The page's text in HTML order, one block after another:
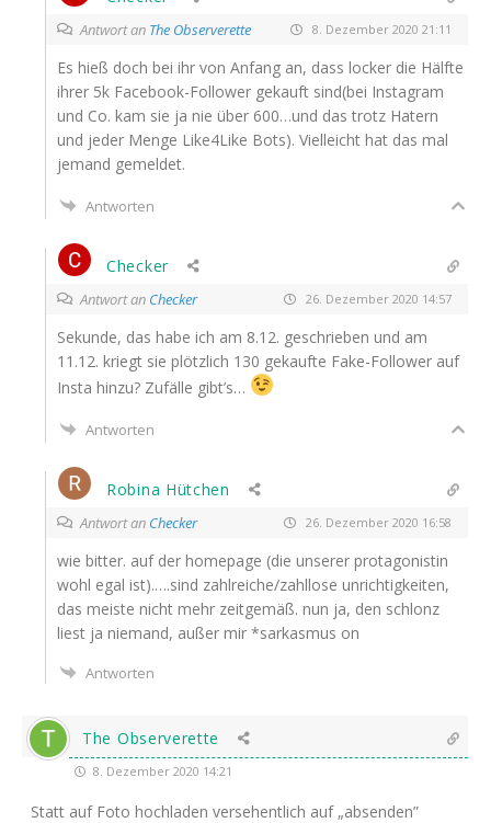
Antwort an The Observerette 8. Dezember 2020 21:11
Es hieß doch bei ihr von Anfang an, dass locker die Hälf­te
ihrer 5k Face­book-Fol­lower gekauft sind(bei Insta­gram
und Co. kam sie ja nie über 600…und das trotz Hatern
und jeder Men­ge Like4Like Bots). Viel­leicht hat das mal
jemand gemeldet.
Antworten
Checker
Antwort an Checker 26. Dezember 2020 14:57
Sekun­de, das habe ich am 8.12. geschrie­ben und am
11.12. kriegt sie plötz­lich 130 gekauf­te Fake-Fol­lower auf
Ins­ta hin­zu? Zufäl­le gibt’s…
Antworten
Robina Hütchen
Antwort an Checker 26. Dezember 2020 16:58
wie bit­ter. auf der home­page (die unse­rer prot­ago­nis­tin
wohl egal ist).….sind zahlreiche/zahllose unrich­tig­kei­ten,
das meis­te nicht mehr zeit­ge­mäß. nun ja, den schlonz
liest ja nie­mand, außer mir *sar­kas­mus on
Antworten
The Observerette
8. Dezember 2020 14:21
Statt auf Foto hoch­la­den ver­se­hent­lich auf „absen­den”